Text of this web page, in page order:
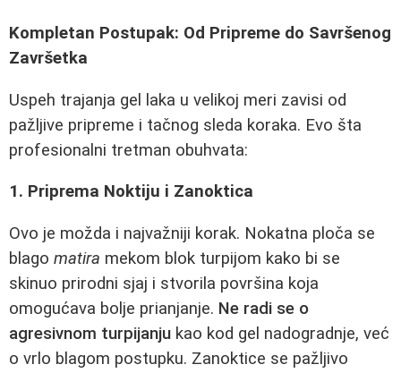
Kompletan Postupak: Od Pripreme do Savršenog
Završetka
Uspeh trajanja gel laka u velikoj meri zavisi od
pažljive pripreme i tačnog sleda koraka. Evo šta
profesionalni tretman obuhvata:
1. Priprema Noktiju i Zanoktica
Ovo je možda i najvažniji korak. Nokatna ploča se
blago matira mekom blok turpijom kako bi se
skinuo prirodni sjaj i stvorila površina koja
omogućava bolje prianjanje. Ne radi se o
agresivnom turpijanju kao kod gel nadogradnje, već
o vrlo blagom postupku. Zanoktice se pažljivo